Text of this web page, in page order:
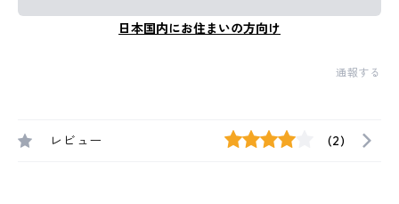
日本国内にお住まいの方向け
通報する
レビュー (2)